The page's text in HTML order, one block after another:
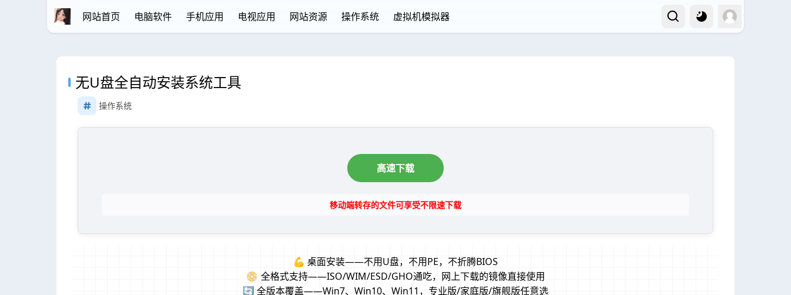
网站首页 电脑软件 手机应用 电视应用 网站资源 操作系统 虚拟机模拟器
无U盘全自动安装系统工具
操作系统
高速下载
移动端转存的文件可享受不限速下载
💪 桌面安装——不用U盘，不用PE，不折腾BIOS
📀 全格式支持——ISO/WIM/ESD/GHO通吃，网上下载的镜像直接使用
🔄 全版本覆盖——Win7、Win10、Win11，专业版/家庭版/旗舰版任意选